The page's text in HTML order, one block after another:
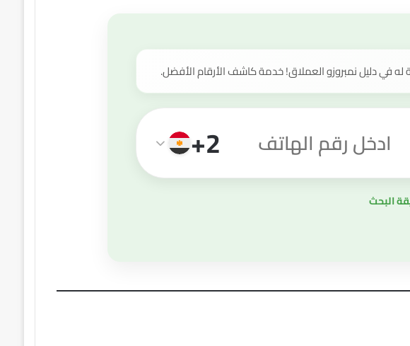
في دليل نمبروزو العملاق! خدمة كاشف الأرقام الأفضل.
+2
البحث